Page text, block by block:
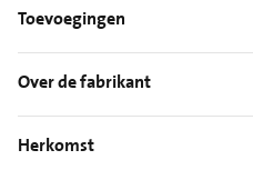
Toevoegingen
Over de fabrikant
Herkomst